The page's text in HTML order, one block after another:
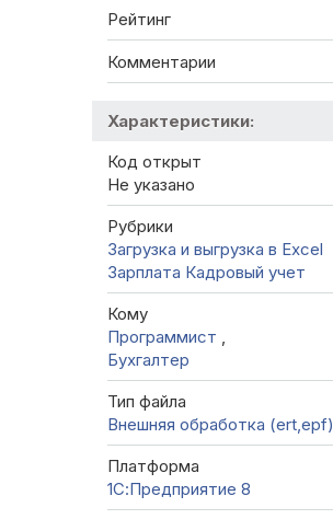
Рейтинг
Комментарии
Характеристики:
Код открыт
Не указано
Рубрики
Загрузка и выгрузка в Excel
Зарплата Кадровый учет
Кому
Программист ,
Бухгалтер
Тип файла
Внешняя обработка (ert,epf)
Платформа
1С:Предприятие 8